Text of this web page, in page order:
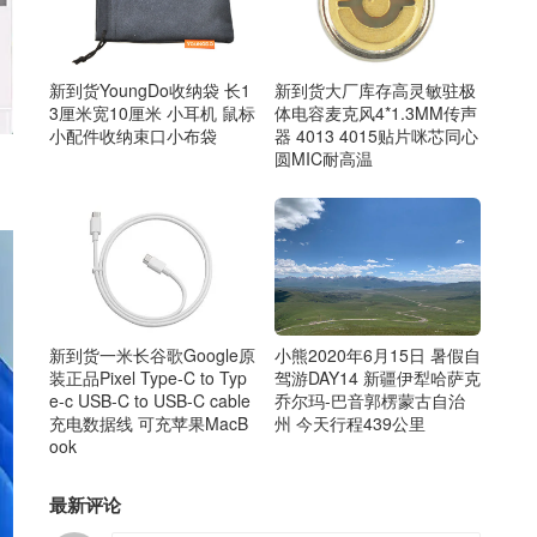
新到货YoungDo收纳袋 长1
3厘米宽10厘米 小耳机 鼠标
小配件收纳束口小布袋
新到货大厂库存高灵敏驻极
体电容麦克风4*1.3MM传声
器 4013 4015贴片咪芯同心
圆MIC耐高温
新到货一米长谷歌Google原
装正品Pixel Type-C to Typ
e-c USB-C to USB-C cable
充电数据线 可充苹果MacB
ook
小熊2020年6月15日 暑假自
驾游DAY14 新疆伊犁哈萨克
乔尔玛-巴音郭楞蒙古自治
州 今天行程439公里
最新评论